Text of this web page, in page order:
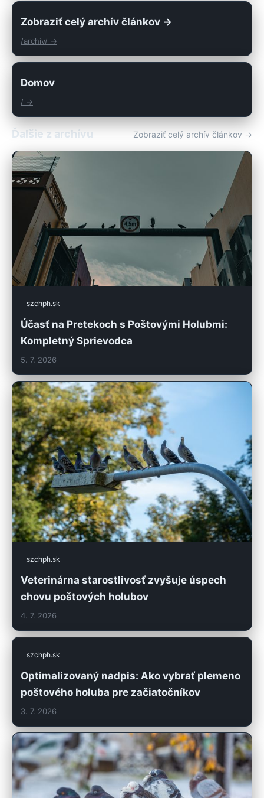
Zobraziť celý archív článkov →
/archiv/ →
Domov
/ →
Ďalšie z archívu Zobraziť celý archív článkov →
szchph.sk
Účasť na Pretekoch s Poštovými Holubmi:
Kompletný Sprievodca
5. 7. 2026
szchph.sk
Veterinárna starostlivosť zvyšuje úspech
chovu poštových holubov
4. 7. 2026
szchph.sk
Optimalizovaný nadpis: Ako vybrať plemeno
poštového holuba pre začiatočníkov
3. 7. 2026